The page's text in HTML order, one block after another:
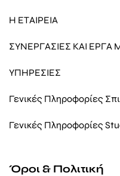
Η ΕΤΑΙΡΕΙΑ
ΣΥΝΕΡΓΑΣΙΕΣ ΚΑΙ ΕΡΓΑ
ΥΠΗΡΕΣΙΕΣ
Γενικές Πληροφορίες
Γενικές Πληροφορίες
Όροι & Πολιτική